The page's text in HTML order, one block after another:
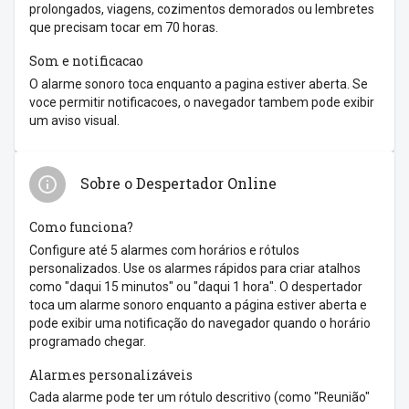
prolongados, viagens, cozimentos demorados ou lembretes
que precisam tocar em 70 horas.
Som e notificacao
O alarme sonoro toca enquanto a pagina estiver aberta. Se
voce permitir notificacoes, o navegador tambem pode exibir
um aviso visual.
Sobre o Despertador Online
Como funciona?
Configure até 5 alarmes com horários e rótulos
personalizados. Use os alarmes rápidos para criar atalhos
como "daqui 15 minutos" ou "daqui 1 hora". O despertador
toca um alarme sonoro enquanto a página estiver aberta e
pode exibir uma notificação do navegador quando o horário
programado chegar.
Alarmes personalizáveis
Cada alarme pode ter um rótulo descritivo (como "Reunião"